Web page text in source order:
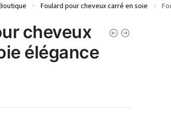
» Foulard pour cheveux carré en soie »
cheveux
élégance